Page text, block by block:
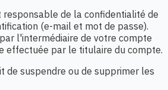
responsable de la confidentialité de
(e-mail et mot de passe).
l'intermédiaire de votre compte
effectuée par le titulaire du compte.
de suspendre ou de supprimer les